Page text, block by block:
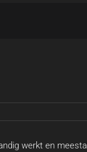
werkt en